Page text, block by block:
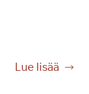
Lue lisää
K